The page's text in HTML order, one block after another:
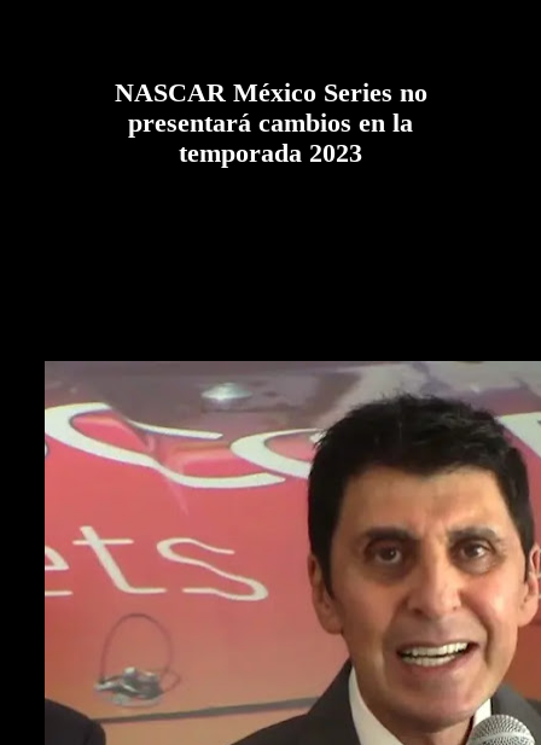
NASCAR México Series no
presentará cambios en la
temporada 2023